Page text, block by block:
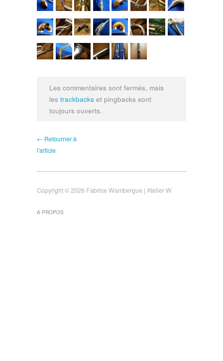
Les commentaires sont fermés, mais
les trackbacks et pingbacks sont
toujours ouverts.
← Retourner à
l'article
Copyright © 2026 Fabrice Wambergue | Atelier W
A PROPOS